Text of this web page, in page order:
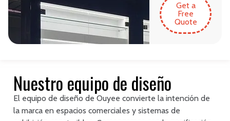
Get a
Free
Quote
Nuestro equipo de diseño
El equipo de diseño de Ouyee convierte la intención de
la marca en espacios comerciales y sistemas de